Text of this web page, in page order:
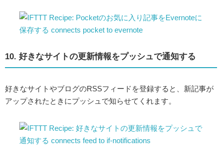
10. 好きなサイトの更新情報をプッシュで通知する
好きなサイトやブログのRSSフィードを登録すると、新記事が
アップされたときにプッシュで知らせてくれます。